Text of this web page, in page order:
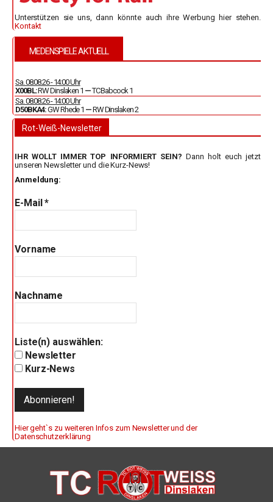
Unterstützen sie uns, dann könnte auch ihre Werbung hier stehen.
Kontakt
MEDENSPIELE AKTUELL
Sa. 08.08.26 - 14:00 Uhr
X00BL:RW Dinslaken 1 —TC Babcock 1
Sa. 08.08.26 - 14:00 Uhr
D50BKA4:GW Rhede 1 —RW Dinslaken 2
Rot-Weiß-Newsletter
IHR WOLLT IMMER TOP INFORMIERT SEIN? Dann holt euch jetzt
unseren Newsletter und die Kurz-News!
Anmeldung:
E-Mail*
Vorname
Nachname
Liste(n) auswählen:
Newsletter
Kurz-News
Hier geht`s zu weiteren Infos zum Newsletter und der
Datenschutzerklärung